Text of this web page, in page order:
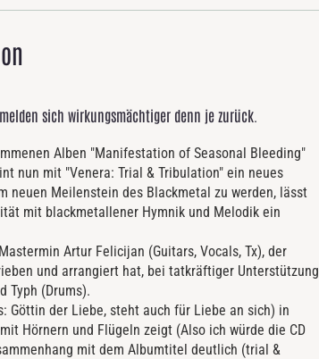
sich wirkungsmächtiger denn je zurück.
Alben "Manifestation of Seasonal Bleeding"
nun mit "Venera: Trial & Tribulation" ein neues
neuen Meilenstein des Blackmetal zu werden, lässt
mit blackmetallener Hymnik und Melodik ein
Artur Felicijan (Guitars, Vocals, Tx), der
und arrangiert hat, bei tatkräftiger Unterstützung
Typh (Drums).
Göttin der Liebe, steht auch für Liebe an sich) in
Hörnern und Flügeln zeigt (Also ich würde die CD
mit dem Albumtitel deutlich (trial &